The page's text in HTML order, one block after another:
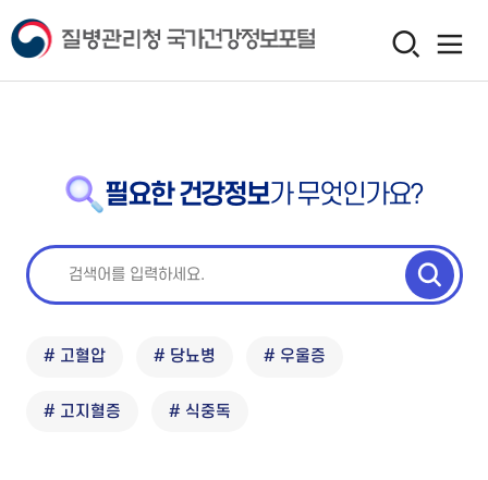
필요한 건강정보가 무엇인가요?
# 고혈압 # 당뇨병 # 우울증
# 고지혈증 # 식중독